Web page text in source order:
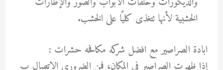
الخشبية لأنها تتغذى كليًا على الخشب.
ابادة الصراصير مع افضل شركه مكافحه حشرات :